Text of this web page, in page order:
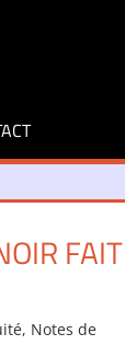
FAIT
, Notes de